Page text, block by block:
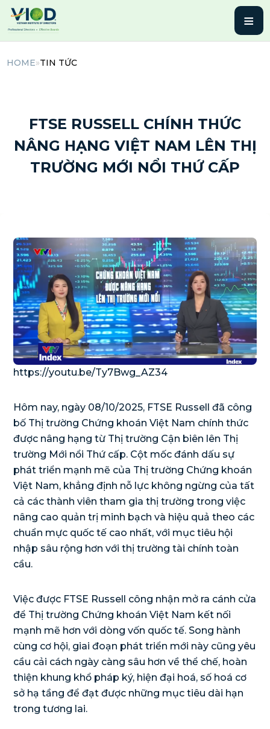
≡
HOME»TIN TỨC
FTSE RUSSELL CHÍNH THỨC
NÂNG HẠNG VIỆT NAM LÊN THỊ
TRƯỜNG MỚI NỔI THỨ CẤP
https://youtu.be/Ty7Bwg_AZ34
Hôm nay, ngày 08/10/2025, FTSE Russell đã công
bố Thị trường Chứng khoán Việt Nam chính thức
được nâng hạng từ Thị trường Cận biên lên Thị
trường Mới nổi Thứ cấp. Cột mốc đánh dấu sự
phát triển mạnh mẽ của Thị trường Chứng khoán
Việt Nam, khẳng định nỗ lực không ngừng của tất
cả các thành viên tham gia thị trường trong việc
nâng cao quản trị minh bạch và hiệu quả theo các
chuẩn mực quốc tế cao nhất, với mục tiêu hội
nhập sâu rộng hơn với thị trường tài chính toàn
cầu.
Việc được FTSE Russell công nhận mở ra cánh cửa
để Thị trường Chứng khoán Việt Nam kết nối
mạnh mẽ hơn với dòng vốn quốc tế. Song hành
cùng cơ hội, giai đoạn phát triển mới này cũng yêu
cầu cải cách ngày càng sâu hơn về thể chế, hoàn
thiện khung khổ pháp ký, hiện đại hoá, số hoá cơ
sở hạ tầng để đạt được những mục tiêu dài hạn
trong tương lai.